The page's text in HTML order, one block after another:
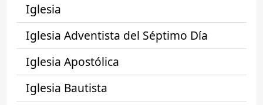
Iglesia
Iglesia Adventista del Séptimo Día
Iglesia Apostólica
Iglesia Bautista